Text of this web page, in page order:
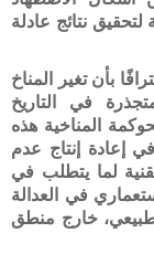
لتحقيق نتائج عادلة
بأن تغير المناخ
في التاريخ
المناخية هذه
إعادة إنتاج عدم
لما يتطلب في
في العدالة
خارج منطق